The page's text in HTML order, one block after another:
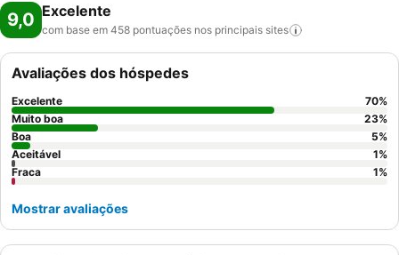
9,0 Excelente
com base em 458 pontuações nos principais sites
Avaliações dos hóspedes
Excelente 70%
Muito boa
23%
Boa
5%
Aceitável
1%
Fraca
1%
Mostrar avaliações